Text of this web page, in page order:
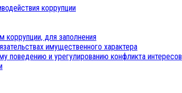
коррупции
для заполнения
имущественного характера
поведению и урегулированию конфликта интересов